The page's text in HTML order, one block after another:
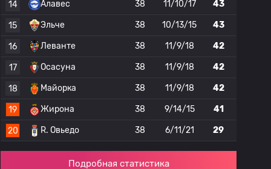
14 Алавес 38 11/10/17 43
15 Эльче 38 10/13/15 43
16 Леванте 38 11/9/18 42
17 Осасуна 38 11/9/18 42
18 Майорка 38 11/9/18 42
19 Жирона 38 9/14/15 41
20 R. Овьедо 38 6/11/21 29
Подробная статистика